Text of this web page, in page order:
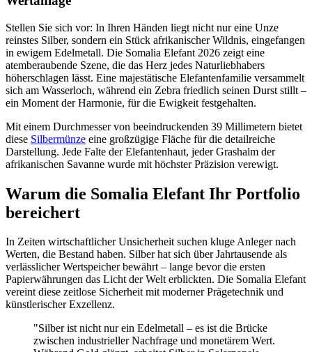
Stellen Sie sich vor: In Ihren Händen liegt nicht nur eine Unze
reinstes Silber, sondern ein Stück afrikanischer Wildnis, eingefangen
in ewigem Edelmetall. Die Somalia Elefant 2026 zeigt eine
atemberaubende Szene, die das Herz jedes Naturliebhabers
höherschlagen lässt. Eine majestätische Elefantenfamilie versammelt
sich am Wasserloch, während ein Zebra friedlich seinen Durst stillt –
ein Moment der Harmonie, für die Ewigkeit festgehalten.
Mit einem Durchmesser von beeindruckenden 39 Millimetern bietet
diese Silbermünze eine großzügige Fläche für die detailreiche
Darstellung. Jede Falte der Elefantenhaut, jeder Grashalm der
afrikanischen Savanne wurde mit höchster Präzision verewigt.
Warum die Somalia Elefant Ihr Portfolio
bereichert
In Zeiten wirtschaftlicher Unsicherheit suchen kluge Anleger nach
Werten, die Bestand haben. Silber hat sich über Jahrtausende als
verlässlicher Wertspeicher bewährt – lange bevor die ersten
Papierwährungen das Licht der Welt erblickten. Die Somalia Elefant
vereint diese zeitlose Sicherheit mit moderner Prägetechnik und
künstlerischer Exzellenz.
"Silber ist nicht nur ein Edelmetall – es ist die Brücke
zwischen industrieller Nachfrage und monetärem Wert.